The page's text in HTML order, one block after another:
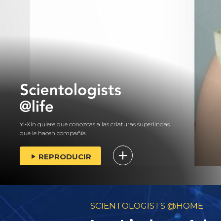
Yi‑Xin quiere que conozcas a las criaturas superlindas
que le hacen compañía.
REPRODUCIR
SCIENTOLOGISTS @HOME